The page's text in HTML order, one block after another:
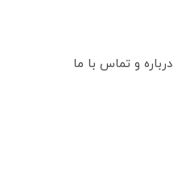
درباره و تماس با ما